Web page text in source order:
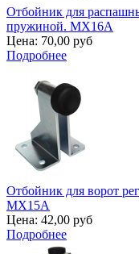
Отбойник для
пружиной. MX16A
Цена: 70,00 руб
Подробнее
Отбойник для ворот
MX15A
Цена: 42,00 руб
Подробнее